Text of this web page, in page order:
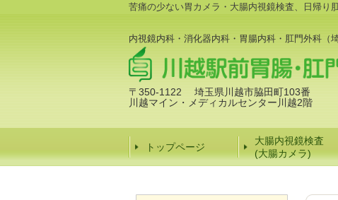
苦痛の少ない胃カメラ・大腸内視鏡検査、日帰り
内視鏡内科・消化器内科・胃腸内科・肛門外科（
〒350-1122 埼玉県川越市脇田町103番
川越マイン・メディカルセンター川越2階
トップページ
大腸内視鏡検査
(大腸カメラ)